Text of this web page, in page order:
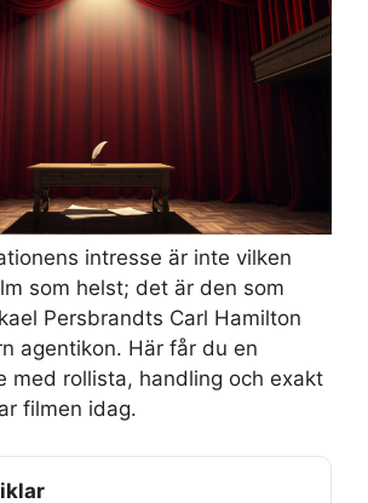
intresse är inte vilken
som helst; det är den som
Persbrandts Carl Hamilton
agentikon. Här får du en
med rollista, handling och exakt
filmen idag.